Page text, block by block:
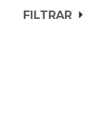
FILTRAR